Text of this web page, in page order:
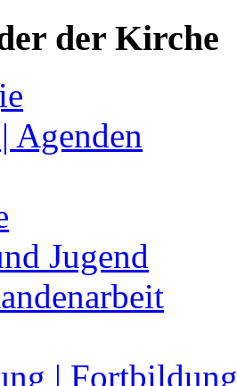
der Kirche
Agenden
Jugend
| Fortbildung